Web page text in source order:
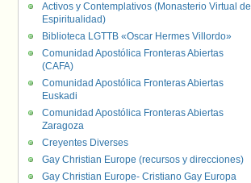
Activos y Contemplativos (Monasterio Virtual de
Espiritualidad)
Biblioteca LGTTB «Oscar Hermes Villordo»
Comunidad Apostólica Fronteras Abiertas
(CAFA)
Comunidad Apostólica Fronteras Abiertas
Euskadi
Comunidad Apostólica Fronteras Abiertas
Zaragoza
Creyentes Diverses
Gay Christian Europe (recursos y direcciones)
Gay Christian Europe- Cristiano Gay Europa